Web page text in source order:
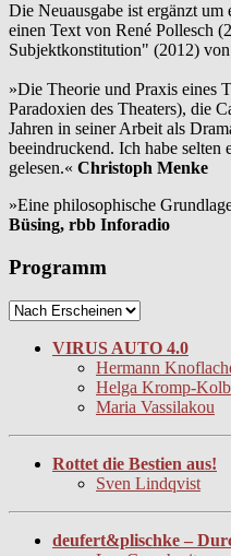
Die Neuausgabe ist ergänzt
einen Text von René Pollesch
Subjektkonstitution" (2012)
»Die Theorie und Praxis eines
Paradoxien des Theaters), die
Jahren in seiner Arbeit als
beeindruckend. Ich habe selten
gelesen.« Christoph Menke
»Eine philosophische
Büsing, rbb Inforadio
Programm
VIRUS AUTO 4.0
Hermann
Helga Kromp-Kolb
Maria Vassilakou
Rottet die Bestien aus!
Sven Lindqvist
deufert&plischke –